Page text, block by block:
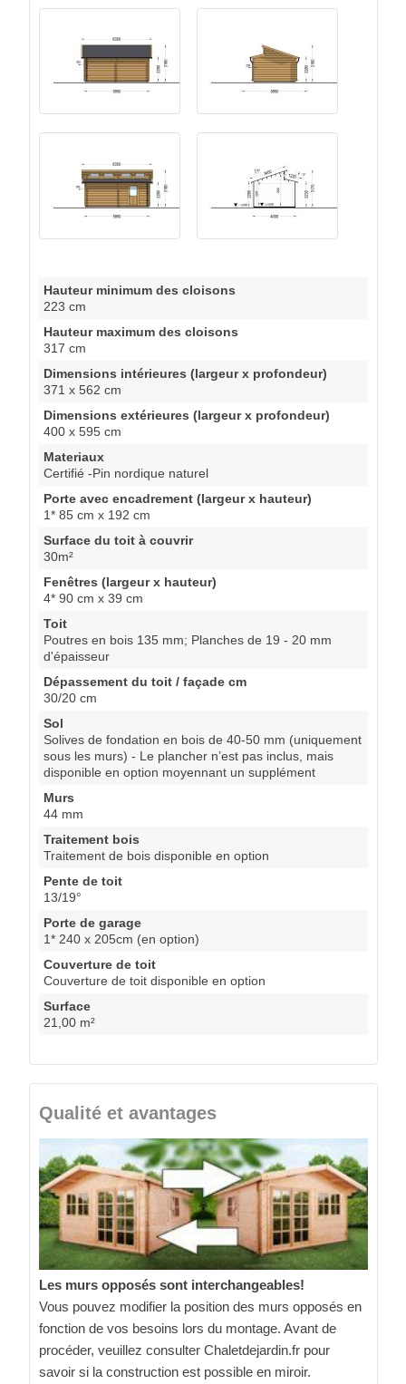
Hauteur minimum des cloisons
223 cm
Hauteur maximum des cloisons
317 cm
Dimensions intérieures (largeur x profondeur)
371 x 562 cm
Dimensions extérieures (largeur x profondeur)
400 x 595 cm
Materiaux
Certifié -Pin nordique naturel
Porte avec encadrement (largeur x hauteur)
1* 85 cm x 192 cm
Surface du toit à couvrir
30m²
Fenêtres (largeur x hauteur)
4* 90 cm x 39 cm
Toit
Poutres en bois 135 mm; Planches de 19 - 20 mm
d'épaisseur
Dépassement du toit / façade cm
30/20 cm
Sol
Solives de fondation en bois de 40-50 mm (uniquement
sous les murs) - Le plancher n’est pas inclus, mais
disponible en option moyennant un supplément
Murs
44 mm
Traitement bois
Traitement de bois disponible en option
Pente de toit
13/19°
Porte de garage
1* 240 x 205cm (en option)
Couverture de toit
Couverture de toit disponible en option
Surface
21,00 m²
Qualité et avantages
Les murs opposés sont interchangeables!
Vous pouvez modifier la position des murs opposés en
fonction de vos besoins lors du montage. Avant de
procéder, veuillez consulter Chaletdejardin.fr pour
savoir si la construction est possible en miroir.